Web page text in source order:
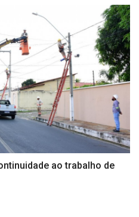
ao trabalho de